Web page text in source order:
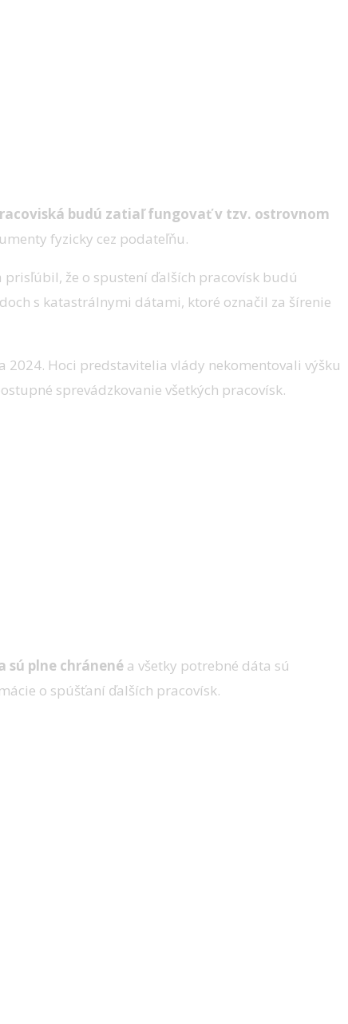
budú zatiaľ fungovať v tzv. ostrovnom
fyzicky cez podateľňu.
prisľúbil, že o spustení ďalších pracovísk budú
s katastrálnymi dátami, ktoré označil za šírenie
2024. Hoci predstavitelia vlády nekomentovali výšku
sprevádzkovanie všetkých pracovísk.
sú plne chránené a všetky potrebné dáta sú
o spúšťaní ďalších pracovísk.